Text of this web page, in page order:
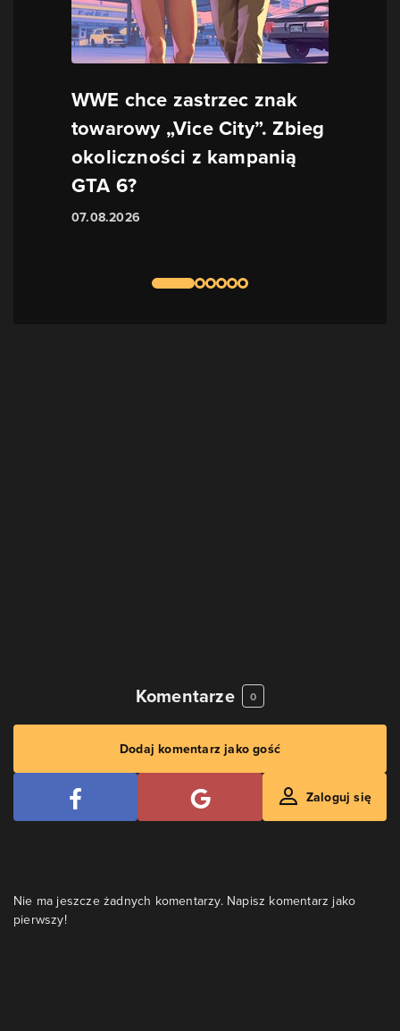
WWE chce zastrzec znak
towarowy „Vice City”. Zbieg
okoliczności z kampanią
GTA 6?
07.08.2026
Komentarze 0
Dodaj komentarz jako gość
Zaloguj się
Nie ma jeszcze żadnych komentarzy. Napisz komentarz jako
pierwszy!